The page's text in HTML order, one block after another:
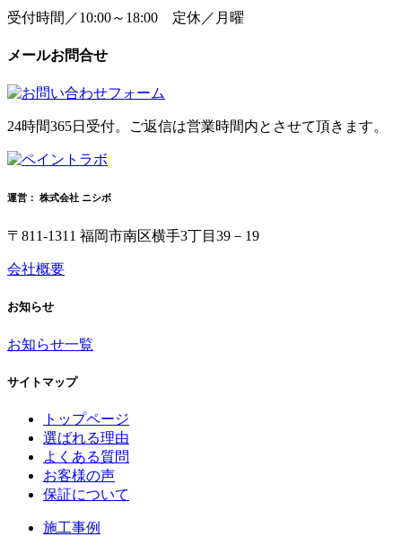
受付時間／10:00～18:00 定休／月曜
メールお問合せ
24時間365日受付。ご返信は営業時間内とさせて頂きます。
運営： 株式会社 ニシボ
〒811-1311 福岡市南区横手3丁目39－19
会社概要
お知らせ
お知らせ一覧
サイトマップ
トップページ
選ばれる理由
よくある質問
お客様の声
保証について
施工事例